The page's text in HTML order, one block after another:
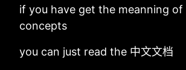
if you have get the meanning of
concepts
you can just read the 中文文档